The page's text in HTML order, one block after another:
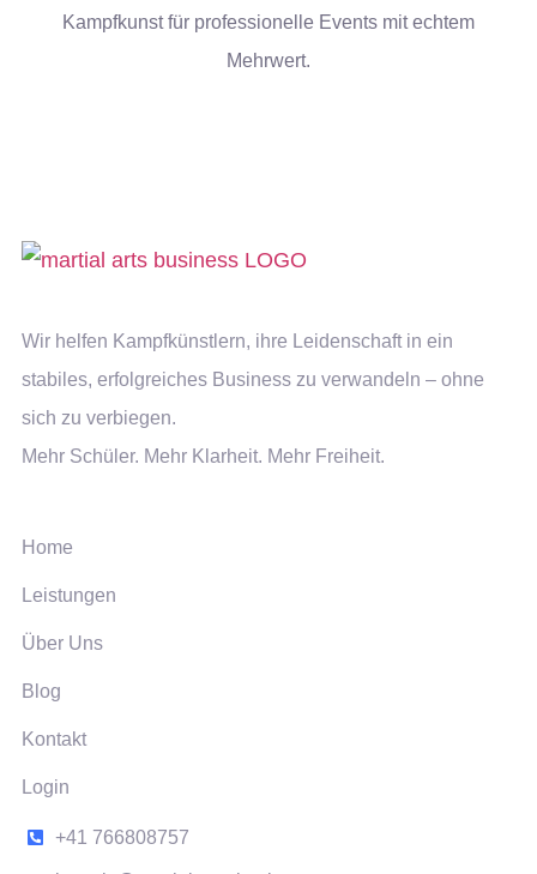
Kampfkunst für professionelle Events mit echtem
Mehrwert.
Wir helfen Kampfkünstlern, ihre Leidenschaft in ein
stabiles, erfolgreiches Business zu verwandeln – ohne
sich zu verbiegen.
Mehr Schüler. Mehr Klarheit. Mehr Freiheit.
Home
Leistungen
Über Uns
Blog
Kontakt
Login
+41 766808757